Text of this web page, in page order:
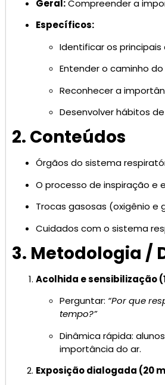
Geral:Compreender a
Específicos:
Identificar os
Entender o caminho
Reconhecer a
Desenvolver hábitos
2. Conteúdos
Órgãos do sistema
O processo de inspiração e
Trocas gasosas (oxigênio e
Cuidados com o sistema
3. Metodologia /
Acolhida e sensibilização
Perguntar: “Por que
tempo?”
Dinâmica rápida:
importância do ar.
Exposição dialogada (20